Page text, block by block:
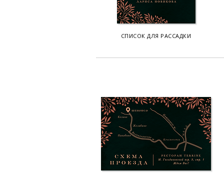
СПИСОК ДЛЯ РАССАДКИ